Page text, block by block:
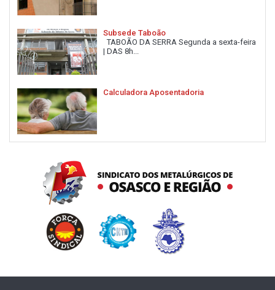
Subsede Taboão
TABOÃO DA SERRA Segunda a sexta-feira
| DAS 8h...
Calculadora Aposentadoria